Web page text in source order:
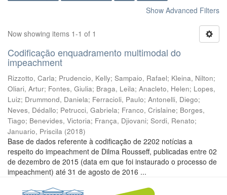
Show Advanced Filters
Now showing items 1-1 of 1
Codificação enquadramento multimodal do
impeachment
Rizzotto, Carla; Prudencio, Kelly; Sampaio, Rafael; Kleina, Nilton;
Oliari, Artur; Fontes, Giulia; Braga, Leila; Anacleto, Helen; Lopes,
Luiz; Drummond, Daniela; Ferracioli, Paulo; Antonelli, Diego;
Neves, Dédallo; Petrucci, Gabriela; Franco, Crislaine; Borges,
Tiago; Benevides, Victoria; França, Djiovani; Sordi, Renato;
Januario, Priscila (2018)
Base de dados referente à codificação de 2202 notícias a
respeito do impeachment de Dilma Rousseff, publicadas entre 02
de dezembro de 2015 (data em que foi instaurado o processo de
impeachment) até 31 de agosto de 2016 ...